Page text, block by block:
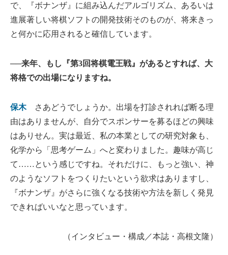
で、『ボナンザ』に組み込んだアルゴリズム、あるいは
進展著しい将棋ソフトの開発技術そのものが、将来きっ
と何かに応用されると確信しています。
──来年、もし『第3回将棋電王戦』があるとすれば、大
将格での出場になりますね。
保木さあどうでしょうか。出場を打診されれば断る理
由はありませんが、自分でスポンサーを募るほどの興味
はありせん。実は最近、私の本業としての研究対象も、
化学から「思考ゲーム」へと変わりました。趣味が高じ
て……という感じですね。それだけに、もっと強い、神
のようなソフトをつくりたいという欲求はありますし、
『ボナンザ』がさらに強くなる技術や方法を新しく発見
できればいいなと思っています。
（インタビュー・構成／本誌・高根文隆）